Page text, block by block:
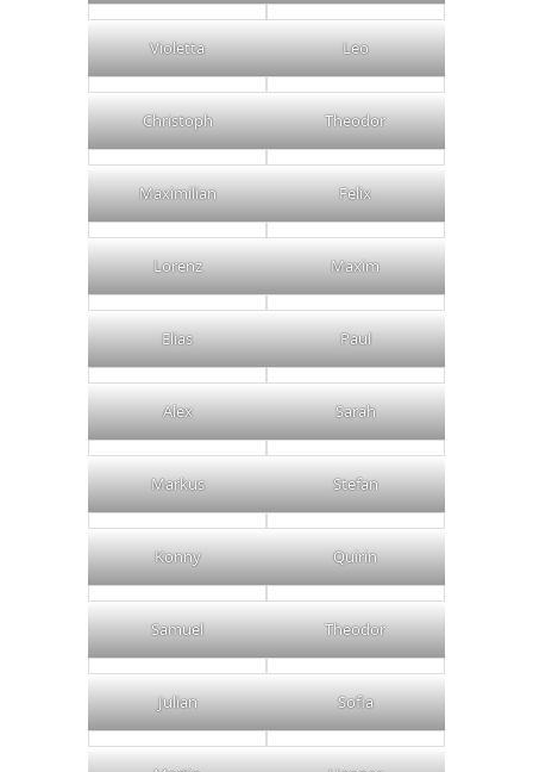
Violetta Leo
Christoph Theodor
Maximilian Felix
Lorenz Maxim
Elias Paul
Alex Sarah
Markus Stefan
Konny Quirin
Samuel Theodor
Julian Sofia